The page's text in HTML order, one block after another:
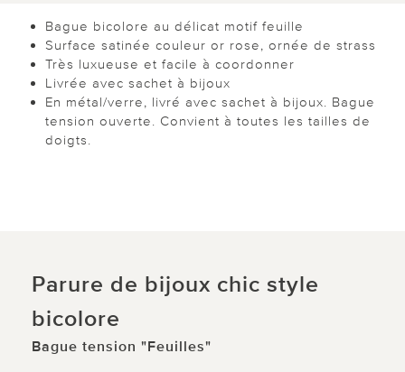
Bague bicolore au délicat motif feuille
Surface satinée couleur or rose, ornée de strass
Très luxueuse et facile à coordonner
Livrée avec sachet à bijoux
En métal/verre, livré avec sachet à bijoux. Bague
tension ouverte. Convient à toutes les tailles de
doigts.
Parure de bijoux chic style
bicolore
Bague tension "Feuilles"